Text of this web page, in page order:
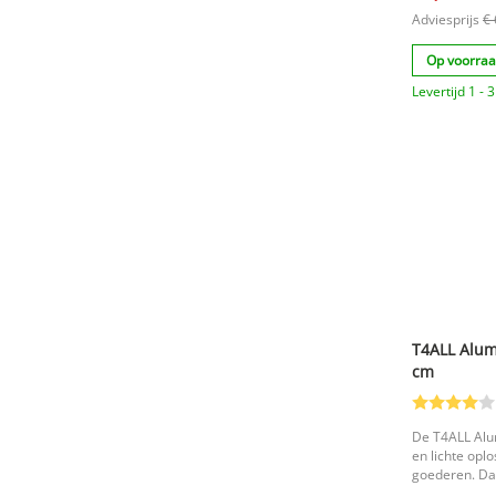
Adviesprijs €
Op
Levertijd 1 -
T4ALL
cm
De T4ALL
en lichte
goederen.